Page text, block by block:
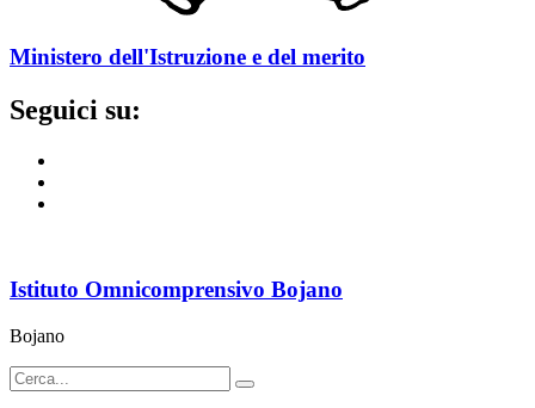
Ministero dell'Istruzione e del merito
Seguici su:
Istituto Omnicomprensivo Bojano
Bojano